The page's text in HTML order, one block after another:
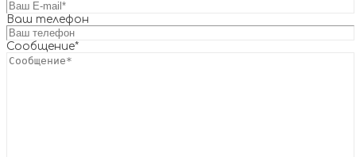
Ваш телефон
Сообщение*